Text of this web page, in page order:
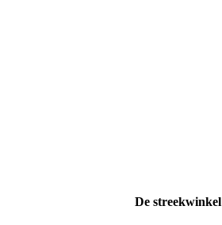
De streekwinkel